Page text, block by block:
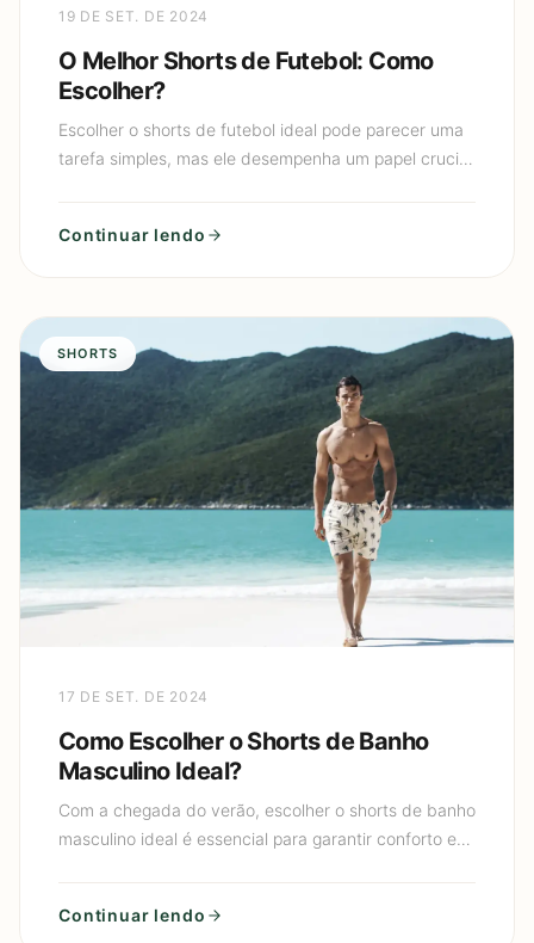
19 DE SET. DE 2024
O Melhor Shorts de Futebol: Como
Escolher?
Escolher o shorts de futebol ideal pode parecer uma
tarefa simples, mas ele desempenha um papel crucial
Continuar lendo
SHORTS
17 DE SET. DE 2024
Como Escolher o Shorts de Banho
Masculino Ideal?
Com a chegada do verão, escolher o shorts de banho
masculino ideal é essencial para garantir conforto e
Continuar lendo